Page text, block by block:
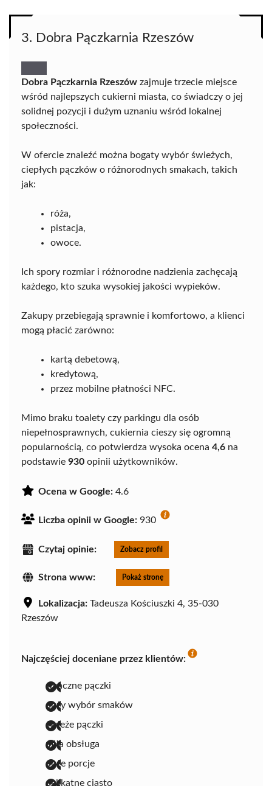
3. Dobra Pączkarnia Rzeszów
Dobra Pączkarnia Rzeszów zajmuje trzecie miejsce
wśród najlepszych cukierni miasta, co świadczy o jej
solidnej pozycji i dużym uznaniu wśród lokalnej
społeczności.
W ofercie znaleźć można bogaty wybór świeżych,
ciepłych pączków o różnorodnych smakach, takich
jak:
róża,
pistacja,
owoce.
Ich spory rozmiar i różnorodne nadzienia zachęcają
każdego, kto szuka wysokiej jakości wypieków.
Zakupy przebiegają sprawnie i komfortowo, a klienci
mogą płacić zarówno:
kartą debetową,
kredytową,
przez mobilne płatności NFC.
Mimo braku toalety czy parkingu dla osób
niepełnosprawnych, cukiernia cieszy się ogromną
popularnością, co potwierdza wysoka ocena 4,6 na
podstawie 930 opinii użytkowników.
Ocena w Google: 4.6
Liczba opinii w Google: 930
Czytaj opinie: Zobacz profil
Strona www: Pokaż stronę
Lokalizacja: Tadeusza Kościuszki 4, 35-030
Rzeszów
Najczęściej doceniane przez klientów:
smaczne pączki
duży wybór smaków
świeże pączki
miła obsługa
duże porcje
delikatne ciasto